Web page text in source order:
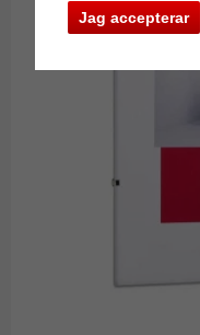
Jag accepterar